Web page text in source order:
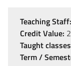
Teaching Staff:
Credit Value: 2
Taught
Term /